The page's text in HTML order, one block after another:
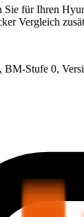
Sie für Ihren
Vergleich
BM-Stufe 0,